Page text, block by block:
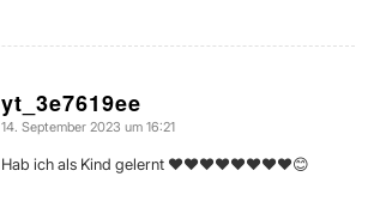
yt_3e7619ee
sagte:
14. September 2023 um 16:21
Hab ich als Kind gelernt ❤❤❤❤❤❤❤❤😊